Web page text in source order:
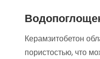
Керамзитобетон
пористостью, что